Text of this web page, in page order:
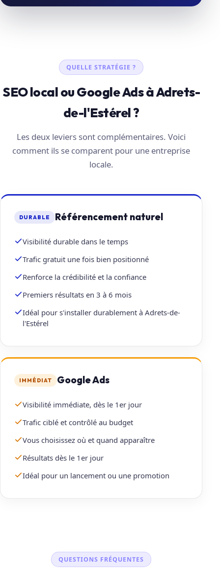
QUELLE STRATÉGIE ?
SEO local ou Google Ads à Adrets-
de-l'Estérel ?
Les deux leviers sont complémentaires. Voici
comment ils se comparent pour une entreprise
locale.
DURABLE Référencement naturel
Visibilité durable dans le temps
Trafic gratuit une fois bien positionné
Renforce la crédibilité et la confiance
Premiers résultats en 3 à 6 mois
Idéal pour s'installer durablement à Adrets-de-
l'Estérel
IMMÉDIAT Google Ads
Visibilité immédiate, dès le 1er jour
Trafic ciblé et contrôlé au budget
Vous choisissez où et quand apparaître
Résultats dès le 1er jour
Idéal pour un lancement ou une promotion
QUESTIONS FRÉQUENTES